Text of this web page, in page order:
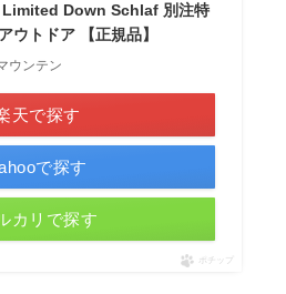
Limited Down Schlaf 別注特
ウトドア 【正規品】
ウンテン
天で探す
で探す
カリで探す
ポチップ